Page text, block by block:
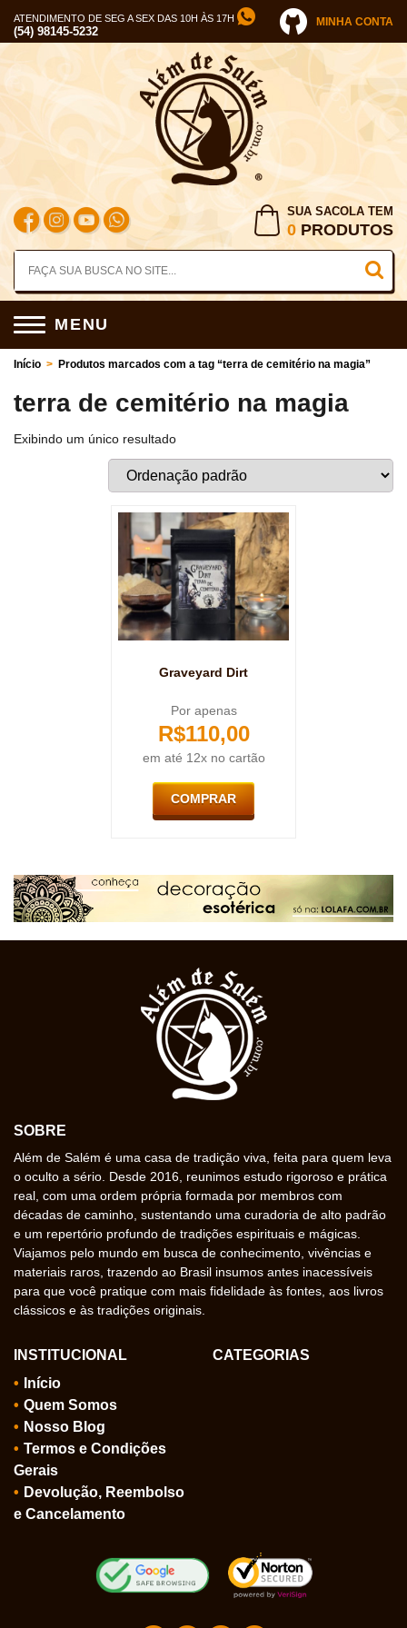
ATENDIMENTO DE SEG A SEX DAS 10H ÀS 17H
(54) 98145-5232
MINHA CONTA
SUA SACOLA TEM
0 PRODUTOS
MENU
Início > Produtos marcados com a tag “terra de cemitério na magia”
terra de cemitério na magia
Exibindo um único resultado
Graveyard Dirt
Por apenas
R$110,00
em até 12x no cartão
COMPRAR
SOBRE
Além de Salém é uma casa de tradição viva, feita para quem leva
o oculto a sério. Desde 2016, reunimos estudo rigoroso e prática
real, com uma ordem própria formada por membros com
décadas de caminho, sustentando uma curadoria de alto padrão
e um repertório profundo de tradições espirituais e mágicas.
Viajamos pelo mundo em busca de conhecimento, vivências e
materiais raros, trazendo ao Brasil insumos antes inacessíveis
para que você pratique com mais fidelidade às fontes, aos livros
clássicos e às tradições originais.
INSTITUCIONAL
Início
Quem Somos
Nosso Blog
Termos e Condições
Gerais
Devolução, Reembolso
e Cancelamento
CATEGORIAS